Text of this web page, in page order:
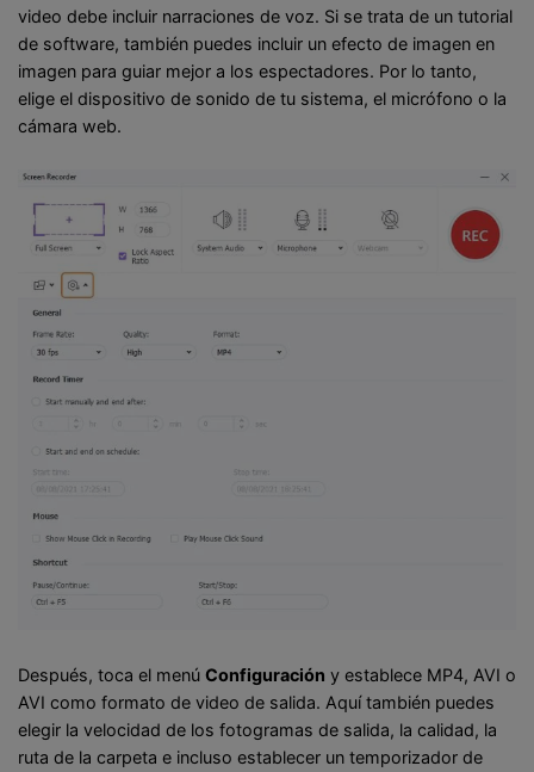
video debe incluir narraciones de voz. Si se trata de un tutorial
de software, también puedes incluir un efecto de imagen en
imagen para guiar mejor a los espectadores. Por lo tanto,
elige el dispositivo de sonido de tu sistema, el micrófono o la
cámara web.
Después, toca el menú Configuración y establece MP4, AVI o
AVI como formato de video de salida. Aquí también puedes
elegir la velocidad de los fotogramas de salida, la calidad, la
ruta de la carpeta e incluso establecer un temporizador de